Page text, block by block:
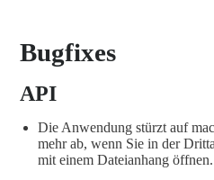
Bugfixes
API
Die Anwendung stürzt auf
mehr ab, wenn Sie in der
mit einem Dateianhang öffnen.